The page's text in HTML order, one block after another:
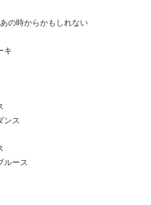
の時からかもしれない
キ
ンス
ルース